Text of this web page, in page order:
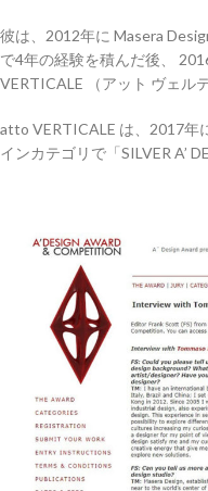
彼は、2012年に Masera
で4年の経験を積んだ後、
VERTICALE （アット ヴェル
atto VERTICALE は、2017年
インカテゴリで「SILVER A’